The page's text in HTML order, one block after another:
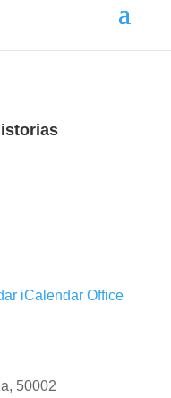
iCalendar Office
50002